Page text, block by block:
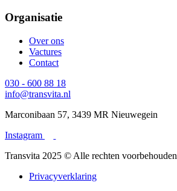
Organisatie
Over ons
Vactures
Contact
030 - 600 88 18
info@transvita.nl
Marconibaan 57, 3439 MR Nieuwegein
Instagram
Transvita 2025 © Alle rechten voorbehouden
Privacyverklaring